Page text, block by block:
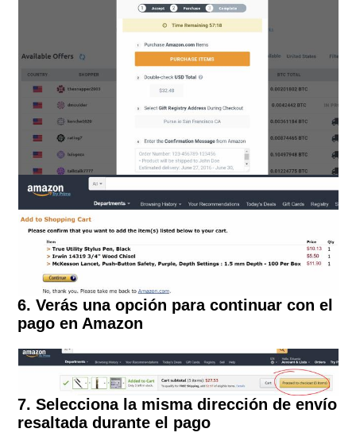
6. Verás una opción para continuar con el
pago en Amazon
7. Selecciona la misma dirección de envío
resaltada durante el pago